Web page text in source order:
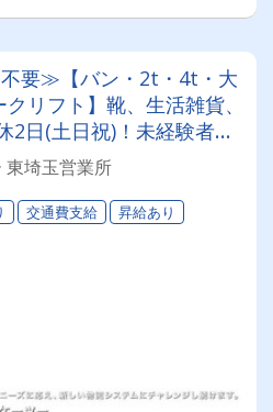
要≫【バン・2t・4t・大
リフト】靴、生活雑貨、
2日(土日祝)！未経験者・
型免許取得時は50%費用
・賞与・勤続給・子ども
東埼玉営業所
交通費支給
昇給あり